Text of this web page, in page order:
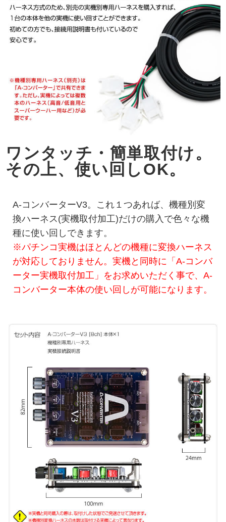
ワンタッチ・簡単取付け。
その上、使い回しOK。
A-コンバーターV3。これ１つあれば、機種別変
換ハーネス(実機取付加工)だけの購入で色々な機
種に使い回しできます。
※パチンコ実機はほとんどの機種に変換ハーネス
が対応しておりません。実機と同時に「A-コンバ
ーター実機取付加工」をお求めいただく事で、A-
コンバーター本体の使い回しが可能になります。